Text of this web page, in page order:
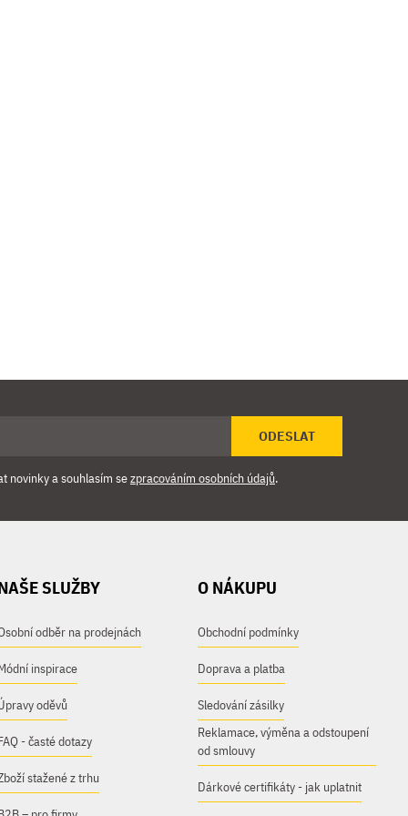
ODESLAT
novinky a souhlasím sezpracováním osobních údajů.
SLUŽBY
odběr na prodejnách
inspirace
oděvů
- časté dotazy
stažené z trhu
O NÁKUPU
Obchodní podmínky
Doprava a platba
Sledování zásilky
Reklamace, výměna a odstoupení
od smlouvy
Dárkové certifikáty - jak uplatnit